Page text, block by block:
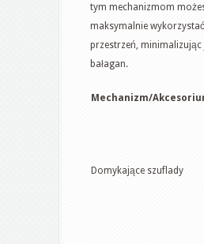
tym mechanizmom
maksymalnie
przestrzeń, minimalizując
bałagan.
Mechanizm/
Domykające szuflady